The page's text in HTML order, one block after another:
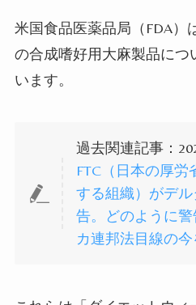
米国食品医薬品局（ FDA）
の合成嗜好用大麻製品につ
います。
過去関連記事：
FTC（日本の厚労
する組織）がデ
告。どのように
カ連邦法目線の今